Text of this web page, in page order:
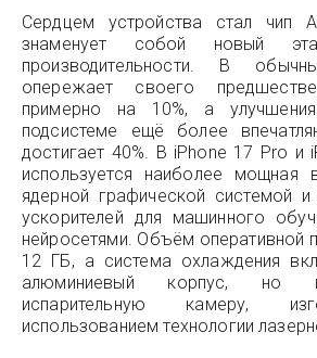
Сердцем устройства стал чип
знаменует собой новый
производительности. В
опережает своего
примерно на 10%, а
подсистеме ещё более
достигает 40%. В iPhone 17 Pro и
используется наиболее мощная
ядерной графической системой
ускорителей для машинного
нейросетями. Объём оперативной
12 ГБ, а система охлаждения
алюминиевый корпус, но
испарительную камеру,
использованием технологии